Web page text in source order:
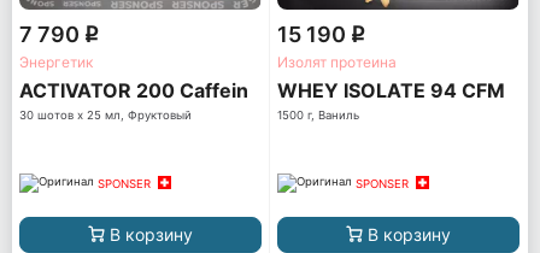
7 790 q
Энергетик
ACTIVATOR 200 Caffein
30 шотов x 25 мл, Фруктовый
SPONSER
В корзину
15 190 q
Изолят протеина
WHEY ISOLATE 94 CFM
1500 г, Ваниль
SPONSER
В корзину